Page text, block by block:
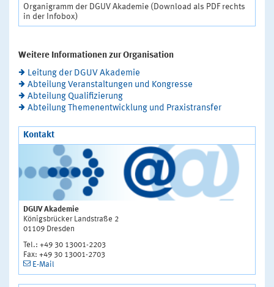
Organigramm der DGUV Akademie (Download als PDF rechts
in der Infobox)
Weitere Informationen zur Organisation
Leitung der DGUV Akademie
Abteilung Veranstaltungen und Kongresse
Abteilung Qualifizierung
Abteilung Themenentwicklung und Praxistransfer
Kontakt
DGUV Akademie
Königsbrücker Landstraße 2
01109 Dresden
Tel.: +49 30 13001-2203
Fax: +49 30 13001-2703
E-Mail